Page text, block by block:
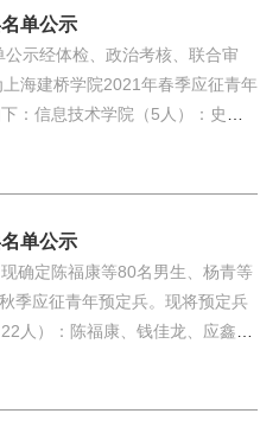
单公示
示经体检、政治考核、联合审
海建桥学院2021年春季应征青年
：信息技术学院（5人）：史原
泰康机电学院（4人）：刘淇、
设计学院（8人）：汪广宣、张
祥程、孙瑜、姚佳俊珠宝学院
人）：毛尔提·阿谋萨那、刘博
良、杨德志、尤勇飞、黄江旭、
映，电话021-38128253。上海
单公示
确定陈福康等80名男生、杨青等
季应征青年预定兵。现将预定兵
人）：陈福康、钱佳龙、应鑫
鹏、彭海超、赵雪强、彭吉喆、